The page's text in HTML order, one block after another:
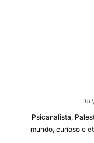
Psicanalista,
mundo, curioso e